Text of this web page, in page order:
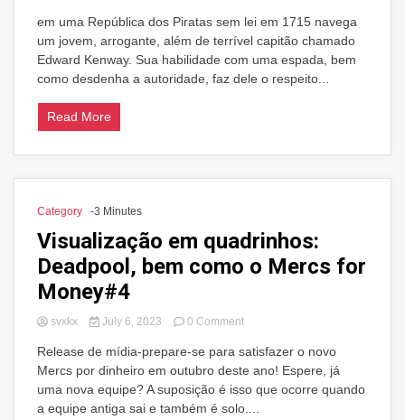
em
quadrinhos:
Assassin’s
Creed
Awakening
em uma República dos Piratas sem lei em 1715 navega
um jovem, arrogante, além de terrível capitão chamado
Edward Kenway. Sua habilidade com uma espada, bem
como desdenha a autoridade, faz dele o respeito...
Read More
Category -3 Minutes
Visualização em quadrinhos:
Deadpool, bem como o Mercs for
Money#4
svxkx July 6, 2023 0 Commenton
em
quadrinhos:
Deadpool,
Release de mídia-prepare-se para satisfazer o novo
Mercs por dinheiro em outubro deste ano! Espere, já
uma nova equipe? A suposição é isso que ocorre quando
a equipe antiga sai e também é solo....